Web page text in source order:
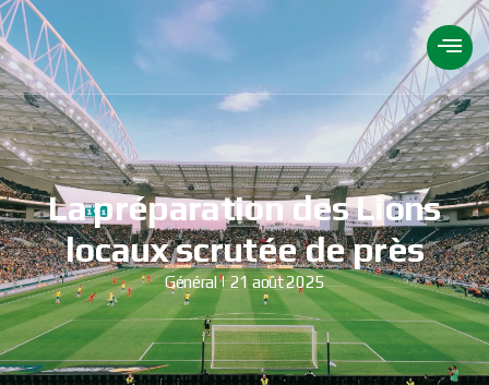
La préparation des Lions
locaux scrutée de près
Général 21 août 2025